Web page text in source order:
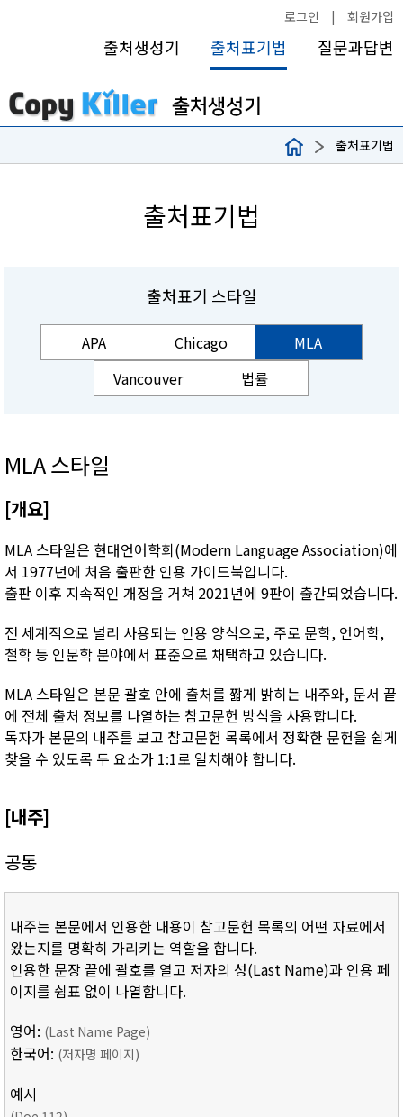
로그인 | 회원가입
출처생성기 출처표기법 질문과답변
출처표기법
출처표기법
출처표기 스타일
APA Chicago
MLA
Vancouver
법률
MLA 스타일
[개요]
MLA 스타일은 현대언어학회(Modern Language Association)에
서 1977년에 처음 출판한 인용 가이드북입니다.
출판 이후 지속적인 개정을 거쳐 2021년에 9판이 출간되었습니다.
전 세계적으로 널리 사용되는 인용 양식으로, 주로 문학, 언어학,
철학 등 인문학 분야에서 표준으로 채택하고 있습니다.
MLA 스타일은 본문 괄호 안에 출처를 짧게 밝히는 내주와, 문서 끝
에 전체 출처 정보를 나열하는 참고문헌 방식을 사용합니다.
독자가 본문의 내주를 보고 참고문헌 목록에서 정확한 문헌을 쉽게
찾을 수 있도록 두 요소가 1:1로 일치해야 합니다.
[내주]
공통
내주는 본문에서 인용한 내용이 참고문헌 목록의 어떤 자료에서
왔는지를 명확히 가리키는 역할을 합니다.
인용한 문장 끝에 괄호를 열고 저자의 성(Last Name)과 인용 페
이지를 쉼표 없이 나열합니다.
영어: (Last Name Page)
한국어: (저자명 페이지)
예시